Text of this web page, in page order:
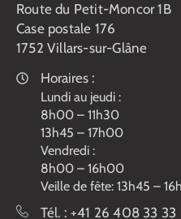
Route du Petit-Moncor 1B
Case postale 176
1752 Villars-sur-Glâne
Horaires :
Lundi au jeudi :
8h00 – 11h30
13h45 – 17h00
Vendredi :
8h00 – 16h00
Veille de fête: 13h45 –
Tél. : +41 26 408 33 33